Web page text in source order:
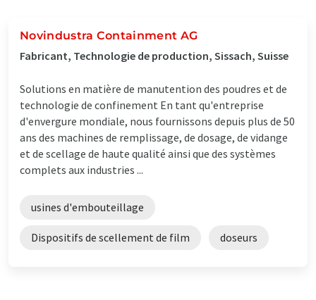
Novindustra Containment AG
Fabricant, Technologie de production, Sissach, Suisse
Solutions en matière de manutention des poudres et de
technologie de confinement En tant qu'entreprise
d'envergure mondiale, nous fournissons depuis plus de 50
ans des machines de remplissage, de dosage, de vidange
et de scellage de haute qualité ainsi que des systèmes
complets aux industries ...
usines d'embouteillage
Dispositifs de scellement de film doseurs